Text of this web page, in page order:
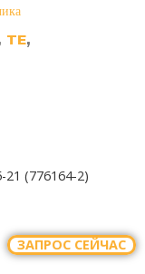
TE,
21 (776164-2)
ЗАПРОС СЕЙЧАС